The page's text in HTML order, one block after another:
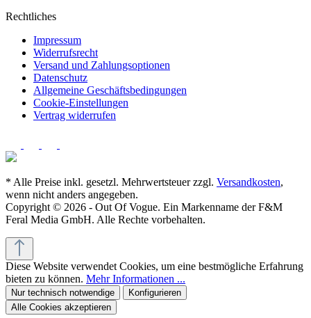
Rechtliches
Impressum
Widerrufsrecht
Versand und Zahlungsoptionen
Datenschutz
Allgemeine Geschäftsbedingungen
Cookie-Einstellungen
Vertrag widerrufen
* Alle Preise inkl. gesetzl. Mehrwertsteuer zzgl. Versandkosten,
wenn nicht anders angegeben.
Copyright © 2026 - Out Of Vogue. Ein Markenname der F&M
Feral Media GmbH. Alle Rechte vorbehalten.
Diese Website verwendet Cookies, um eine bestmögliche Erfahrung
bieten zu können. Mehr Informationen ...
Nur technisch notwendige
Konfigurieren
Alle Cookies akzeptieren